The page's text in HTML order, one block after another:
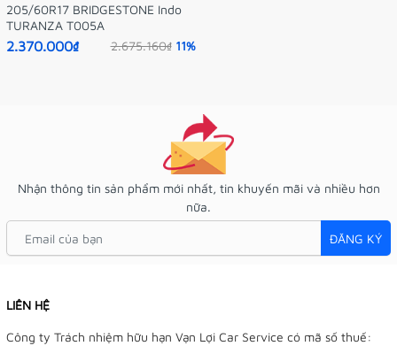
205/60R17 BRIDGESTONE Indo
TURANZA T005A
2.370.000₫ 2.675.160₫ 11%
Nhận thông tin sản phẩm mới nhất, tin khuyến mãi và nhiều hơn
nữa.
ĐĂNG KÝ
LIÊN HỆ
Công ty Trách nhiệm hữu hạn Vạn Lợi Car Service có mã số thuế: